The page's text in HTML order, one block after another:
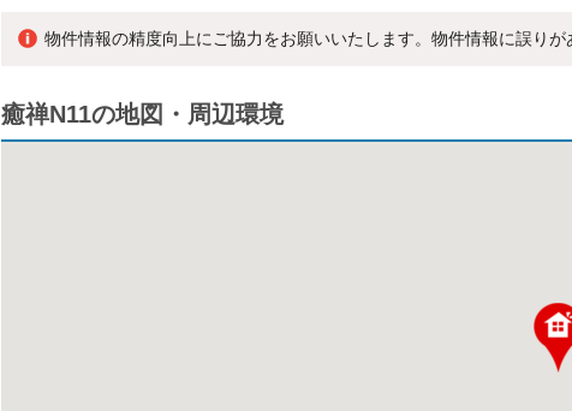
物件情報の精度向上にご協力をお願いいたします。物件情報に誤りが
癒禅N11の地図・周辺環境